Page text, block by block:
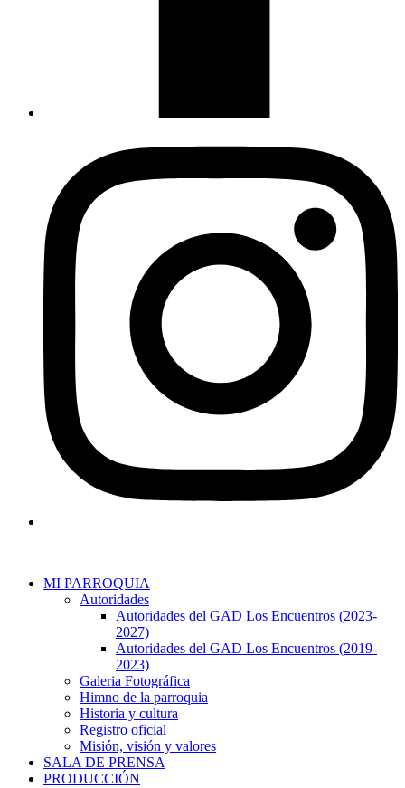
MI PARROQUIA
Autoridades
Autoridades del GAD Los Encuentros (2023-
2027)
Autoridades del GAD Los Encuentros (2019-
2023)
Galeria Fotográfica
Himno de la parroquia
Historia y cultura
Registro oficial
Misión, visión y valores
SALA DE PRENSA
PRODUCCIÓN